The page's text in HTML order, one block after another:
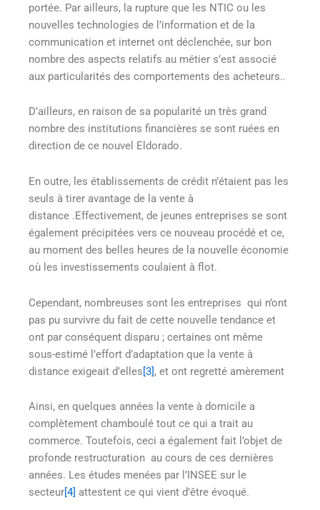
portée. Par ailleurs, la rupture que les NTIC ou les
nouvelles technologies de l’information et de la
communication et internet ont déclenchée, sur bon
nombre des aspects relatifs au métier s’est associé
aux particularités des comportements des acheteurs..
D’ailleurs, en raison de sa popularité un très grand
nombre des institutions financières se sont ruées en
direction de ce nouvel Eldorado.
En outre, les établissements de crédit n’étaient pas les
seuls à tirer avantage de la vente à
distance .Effectivement, de jeunes entreprises se sont
également précipitées vers ce nouveau procédé et ce,
au moment des belles heures de la nouvelle économie
où les investissements coulaient à flot.
Cependant, nombreuses sont les entreprises qui n’ont
pas pu survivre du fait de cette nouvelle tendance et
ont par conséquent disparu ; certaines ont même
sous-estimé l’effort d’adaptation que la vente à
distance exigeait d’elles[3], et ont regretté amèrement
Ainsi, en quelques années la vente à domicile a
complètement chamboulé tout ce qui a trait au
commerce. Toutefois, ceci a également fait l’objet de
profonde restructuration au cours de ces dernières
années. Les études menées par l’INSEE sur le
secteur[4] attestent ce qui vient d’être évoqué.